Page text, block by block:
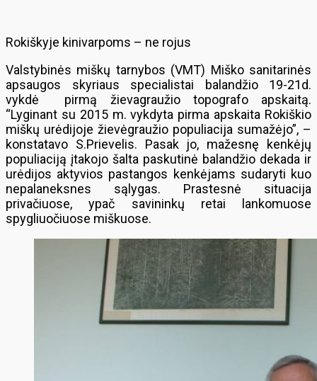
Rokiškyje kinivarpoms – ne rojus
Valstybinės miškų tarnybos (VMT) Miško sanitarinės
apsaugos skyriaus specialistai balandžio 19-21d.
vykdė pirmą žievagraužio topografo apskaitą.
“Lyginant su 2015 m. vykdyta pirma apskaita Rokiškio
miškų urėdijoje žievėgraužio populiacija sumažėjo”, –
konstatavo S.Prievelis. Pasak jo, mažesnę kenkėjų
populiaciją įtakojo šalta paskutinė balandžio dekada ir
urėdijos aktyvios pastangos kenkėjams sudaryti kuo
nepalaneksnes sąlygas. Prastesnė situacija
privačiuose, ypač savininkų retai lankomuose
spygliuočiuose miškuose.